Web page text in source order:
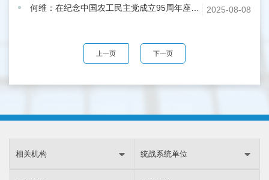
2025-08-08
何维：在纪念中国农工民主党成立95周年座谈会上的讲话
上一页 下一页
相关机构 统战系统单位